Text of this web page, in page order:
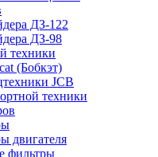
ДЗ-122
ДЗ-98
техники
(Бобкэт)
JCB
техники
двигателя
фильтры